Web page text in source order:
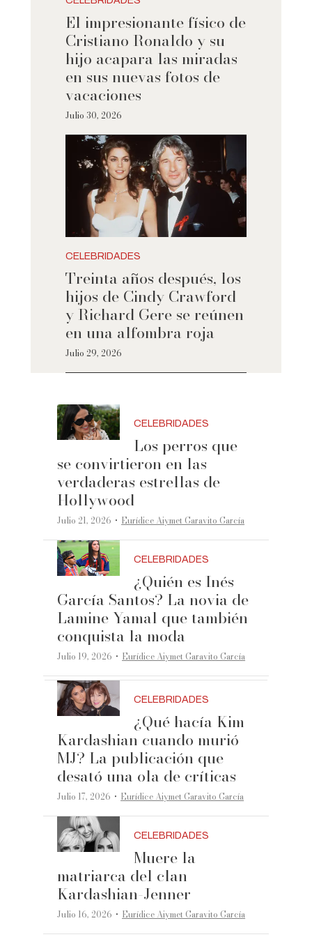
El impresionante físico de
Cristiano Ronaldo y su
hijo acapara las miradas
en sus nuevas fotos de
vacaciones
Julio 30, 2026
CELEBRIDADES
Treinta años después, los
hijos de Cindy Crawford
y Richard Gere se reúnen
en una alfombra roja
Julio 29, 2026
CELEBRIDADES
Los perros que
se convirtieron en las
verdaderas estrellas de
Hollywood
Julio 21, 2026 ·Eurídice Aiymet Garavito García
CELEBRIDADES
¿Quién es Inés
García Santos? La novia de
Lamine Yamal que también
conquista la moda
Julio 19, 2026 ·Eurídice Aiymet Garavito García
CELEBRIDADES
¿Qué hacía Kim
Kardashian cuando murió
MJ? La publicación que
desató una ola de críticas
Julio 17, 2026 ·Eurídice Aiymet Garavito García
CELEBRIDADES
Muere la
matriarca del clan
Kardashian-Jenner
Julio 16, 2026 ·Eurídice Aiymet Garavito García